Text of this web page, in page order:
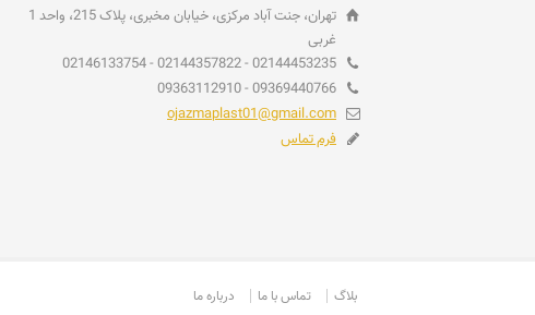
تهران، جنت آباد مرکزی، خیابان مخبری، پلاک 215، واحد 1
غربی
02144453235 - 02144357822 - 02146133754
09369440766 - 09363112910
ojazmaplast01@gmail.com
فرم تماس
درباره ما تماس با ما بلاگ